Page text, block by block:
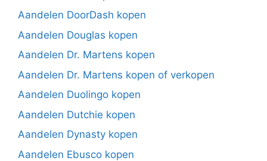
Aandelen DoorDash kopen
Aandelen Douglas kopen
Aandelen Dr. Martens kopen
Aandelen Dr. Martens kopen of verkopen
Aandelen Duolingo kopen
Aandelen Dutchie kopen
Aandelen Dynasty kopen
Aandelen Ebusco kopen